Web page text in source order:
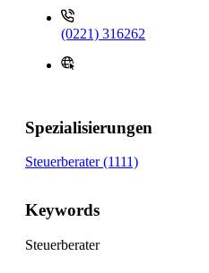
(0221) 316262
Spezialisierungen
Steuerberater (1111)
Keywords
Steuerberater